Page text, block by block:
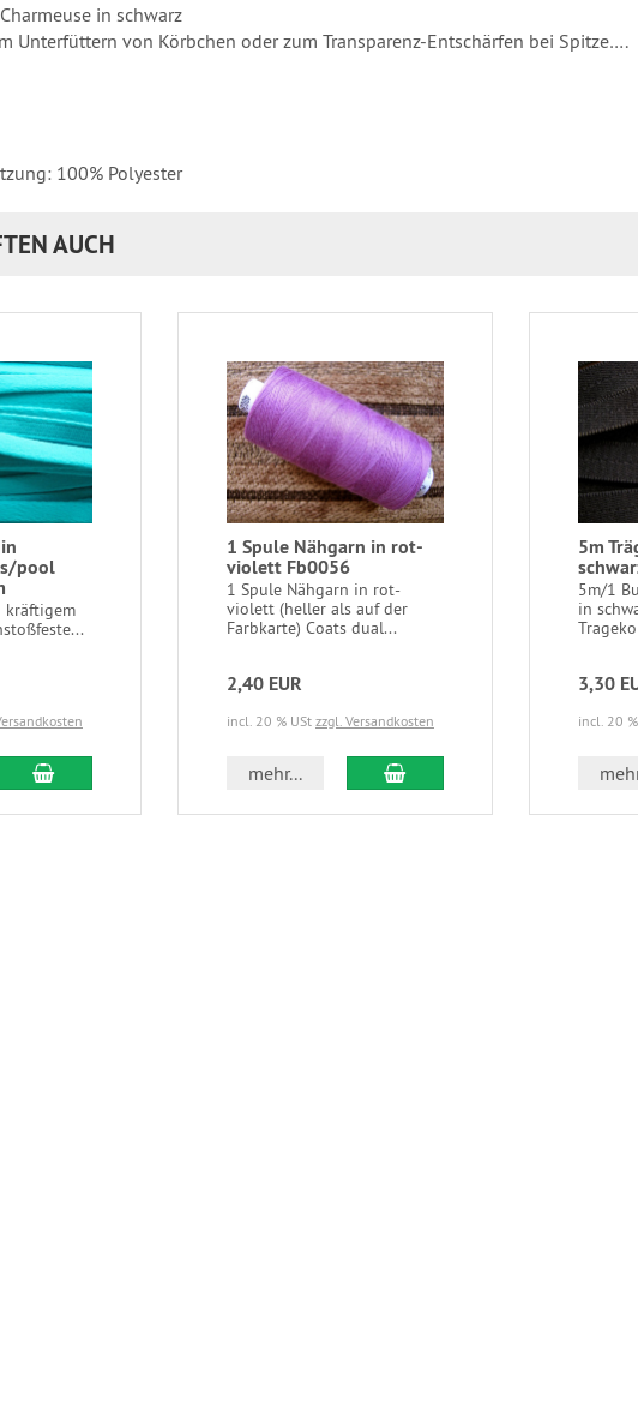
in schwarz
Unterfüttern von Körbchen oder zum Transparenz-Entschärfen bei Spitze….
100% Polyester
AUCH
pool
kräftigem
In den Warenkorb
1 Spule Nähgarn in rot-
violett Fb0056
1 Spule Nähgarn in rot-
violett (heller als auf der
Farbkarte) Coats dual...
2,40 EUR
incl. 20 % USt zzgl. Versandkosten
mehr... In den Warenkorb
5m
5m/1
in
3,30
incl. 20